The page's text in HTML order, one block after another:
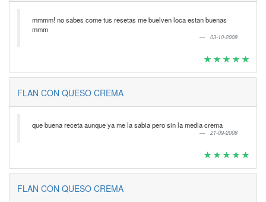
mmmm! no sabes come tus resetas me buelven loca estan buenas
mmm
03-10-2008
FLAN CON QUESO CREMA
que buena receta aunque ya me la sabia pero sin la media crema
21-09-2008
FLAN CON QUESO CREMA